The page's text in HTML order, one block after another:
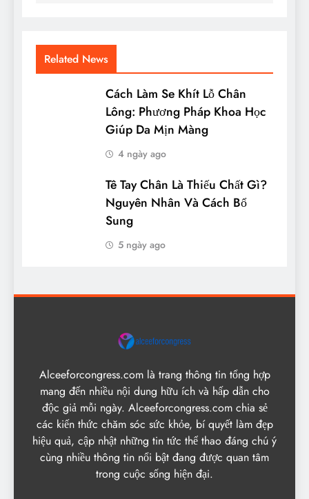
Related News
Cách Làm Se Khít Lỗ Chân
Lông: Phương Pháp Khoa Học
Giúp Da Mịn Màng
4 ngày ago
Tê Tay Chân Là Thiếu Chất Gì?
Nguyên Nhân Và Cách Bổ
Sung
5 ngày ago
Alceeforcongress.com là trang thông tin tổng hợp
mang đến nhiều nội dung hữu ích và hấp dẫn cho
độc giả mỗi ngày. Alceeforcongress.com chia sẻ
các kiến thức chăm sóc sức khỏe, bí quyết làm đẹp
hiệu quả, cập nhật những tin tức thể thao đáng chú ý
cùng nhiều thông tin nổi bật đang được quan tâm
trong cuộc sống hiện đại.